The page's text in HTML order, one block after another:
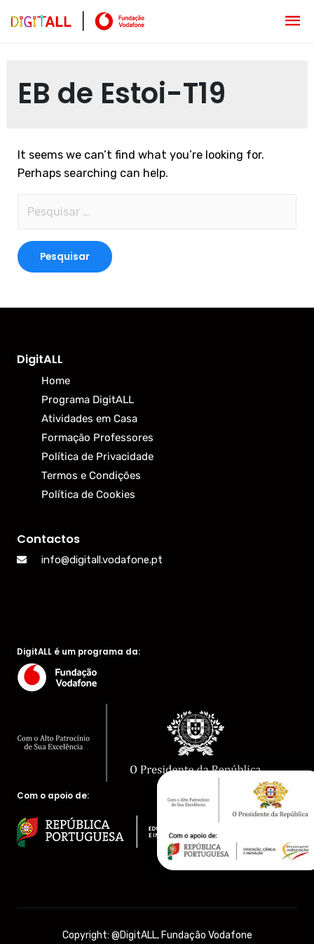
EB de Estoi-T19
It seems we can’t find what you’re looking for.
Perhaps searching can help.
DigitALL
Home
Programa DigitALL
Atividades em Casa
Formação Professores
Política de Privacidade
Termos e Condições
Política de Cookies
Contactos
info@digitall.vodafone.pt
DigitALL é um programa da:
Com o apoio de:
Copyright: @DigitALL, Fundação Vodafone